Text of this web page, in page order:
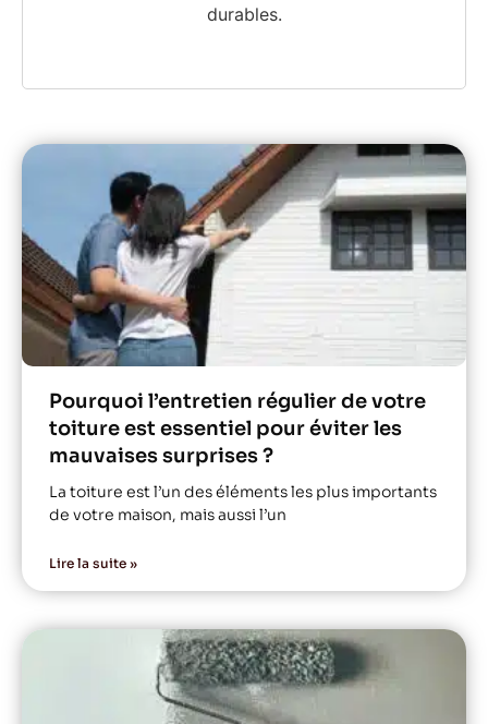
durables.
Pourquoi l’entretien régulier de votre
toiture est essentiel pour éviter les
mauvaises surprises ?
La toiture est l’un des éléments les plus importants
de votre maison, mais aussi l’un
Lire la suite »